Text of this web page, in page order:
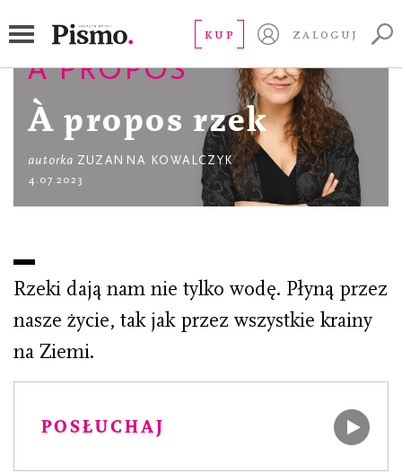
KUP ZALOGUJ
À PROPOS
À propos rzek
autorka ZUZANNA KOWALCZYK
4.07.2023
Rzeki dają nam nie tylko wodę. Płyną przez
nasze życie, tak jak przez wszystkie krainy
na Ziemi.
POSŁUCHAJ